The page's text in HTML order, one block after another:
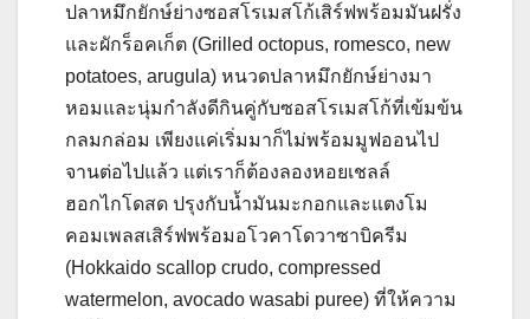
ปลาหมึกยักษ์ย่างซอสโรเมสโก้เสิร์ฟพร้อมมันฝรั่ง
และผักร็อคเก็ต (Grilled octopus, romesco, new
potatoes, arugula) หนวดปลาหมึกยักษ์ย่างมา
หอมและนุ่มกำลังดีกินคู่กับซอสโรเมสโก้ที่เข้มข้น
กลมกล่อม เพียงแค่เริ่มมาก็ไม่พร้อมมูฟออนไป
จานต่อไปแล้ว แต่เราก็ต้องลองหอยเชลล์
ฮอกไกโดสด ปรุงกับน้ำมันมะกอกและแตงโม
คอมเพลสเสิร์ฟพร้อมอโวคาโดวาซาบิครีม
(Hokkaido scallop crudo, compressed
watermelon, avocado wasabi puree) ที่ให้ความ